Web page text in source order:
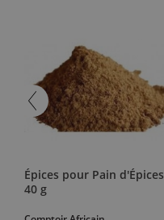
Épices pour Pain d'Épices
40 g